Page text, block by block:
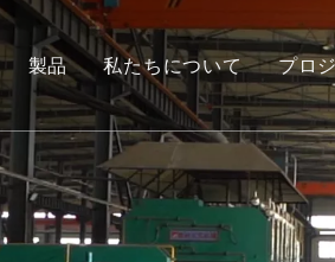
製品
ベルトクリーニングシステム
インパクトシステム
プーリーラギング
私たちについて
会社概要
ビデオ
ダウンロード
プロ